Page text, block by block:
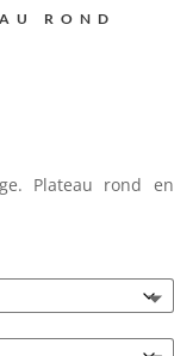
ROND
Plateau rond en